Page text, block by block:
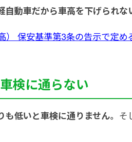
動車だから車高を下げられな
） 保安基準第3条の告示で定め
検に通らない
低いと車検に通りません。 そ